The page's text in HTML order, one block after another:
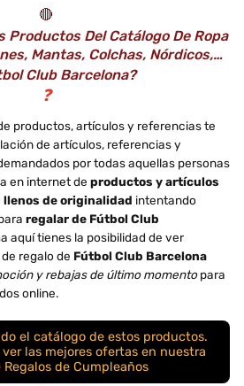
🔴
Productos Del Catálogo De Ropa
Mantas, Colchas, Nórdicos,…
Club Barcelona?
❓
productos, artículos y referencias te
de artículos, referencias y
por todas aquellas personas
en internet de productos y artículos
de originalidad intentando
regalar de Fútbol Club
aquí tienes la posibilidad de ver
regalo de Fútbol Club Barcelona
y rebajas de último momentopara
online.
el catálogo de estos productos.
las mejores ofertas en nuestra
de Cumpleaños